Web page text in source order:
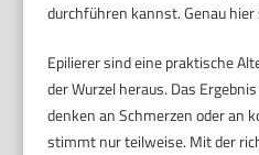
durchführen kannst. Genau hier
Epilierer sind eine praktische
der Wurzel heraus. Das
denken an Schmerzen oder an
stimmt nur teilweise. Mit der